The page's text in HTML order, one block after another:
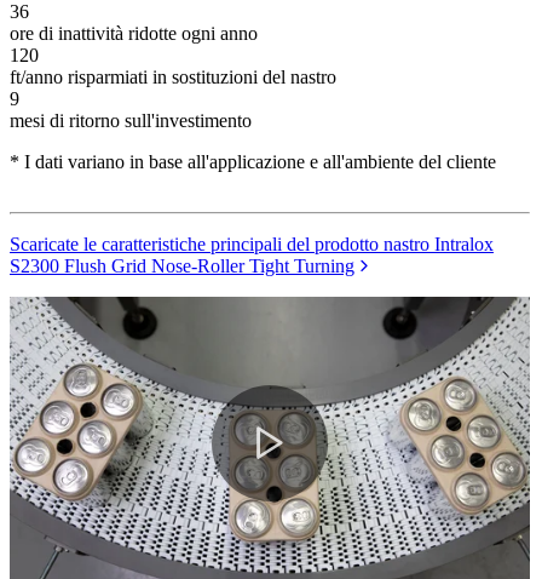
36
ore di inattività ridotte ogni anno
120
ft/anno risparmiati in sostituzioni del nastro
9
mesi di ritorno sull'investimento
* I dati variano in base all'applicazione e all'ambiente del cliente
Scaricate le caratteristiche principali del prodotto nastro Intralox
S2300 Flush Grid Nose-Roller Tight Turning
Play